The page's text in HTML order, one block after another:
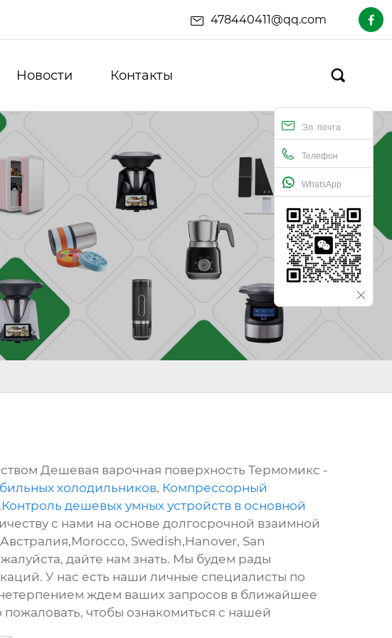
478440411@qq.com 
Новости Контакты 
Эл. почта
Телефон
WhatsApp
Дешевая варочная поверхность Термомикс -
холодильников, Компрессорный
,Контроль дешевых умных устройств в основной
с нами на основе долгосрочной взаимной
Swedish,Hanover, San
дайте нам знать. Мы будем рады
У нас есть наши личные специалисты по
ждем ваших запросов в ближайшее
чтобы ознакомиться с нашей